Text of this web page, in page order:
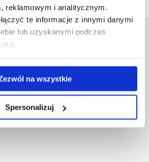
reklamowym i analitycznym.
te informacje z innymi danymi
lub uzyskanymi podczas
na wszystkie
Spersonalizuj
Rzeszowski